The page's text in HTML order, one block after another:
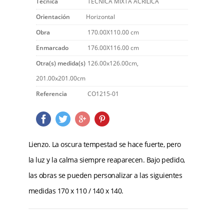
Orientación
Horizontal
Obra
170.00X110.00 cm
Enmarcado
176.00X116.00 cm
Otra(s) medida(s) 126.00x126.00cm,
201.00x201.00cm
Referencia
CO1215-01
Lienzo. La oscura tempestad se hace fuerte, pero
la luz y la calma siempre reaparecen. Bajo pedido,
las obras se pueden personalizar a las siguientes
medidas 170 x 110 / 140 x 140.